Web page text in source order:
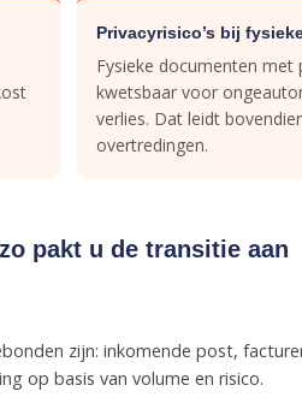
Privacyrisico’s bij
Fysieke documenten met
kwetsbaar voor
verlies. Dat leidt
overtredingen.
pakt u de transitie aan
zijn: inkomende post,
op basis van volume en risico.